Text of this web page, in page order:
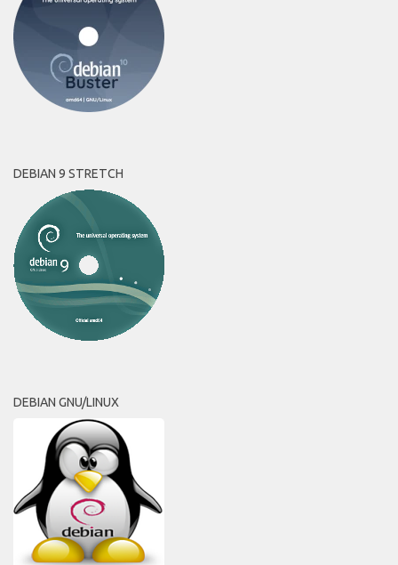
DEBIAN 9 STRETCH
DEBIAN GNU/LINUX